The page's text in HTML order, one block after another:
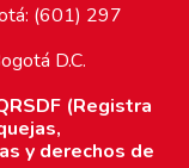
(601) 297
D.C.
(Registra
y derechos de